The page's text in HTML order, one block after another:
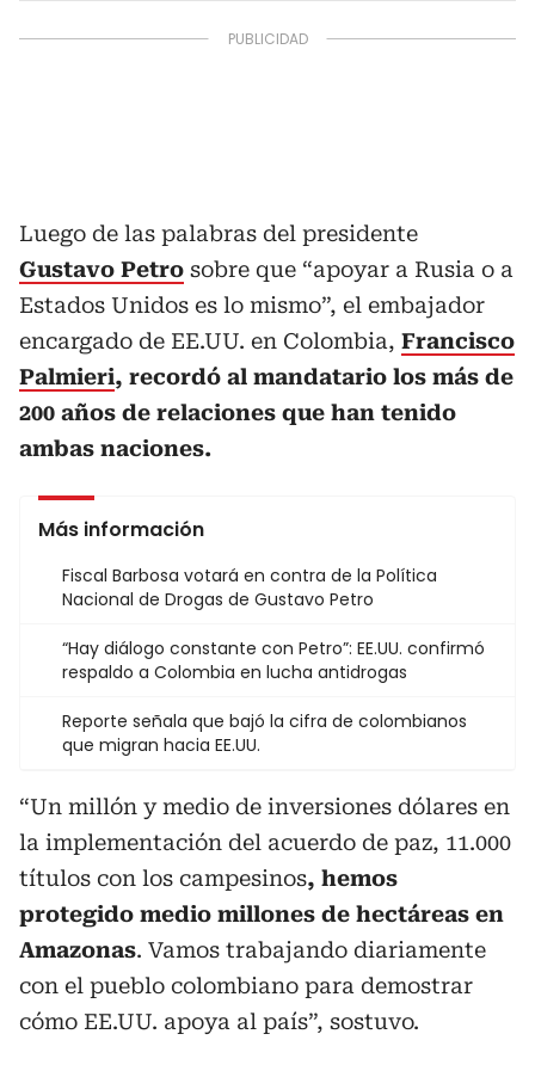
Luego de las palabras del presidente
Gustavo Petro sobre que “apoyar a Rusia o a
Estados Unidos es lo mismo”, el embajador
encargado de EE.UU. en Colombia, Francisco
Palmieri, recordó al mandatario los más de
200 años de relaciones que han tenido
ambas naciones.
Más información
Fiscal Barbosa votará en contra de la Política
Nacional de Drogas de Gustavo Petro
“Hay diálogo constante con Petro”: EE.UU. confirmó
respaldo a Colombia en lucha antidrogas
Reporte señala que bajó la cifra de colombianos
que migran hacia EE.UU.
“Un millón y medio de inversiones dólares en
la implementación del acuerdo de paz, 11.000
títulos con los campesinos, hemos
protegido medio millones de hectáreas en
Amazonas. Vamos trabajando diariamente
con el pueblo colombiano para demostrar
cómo EE.UU. apoya al país”, sostuvo.